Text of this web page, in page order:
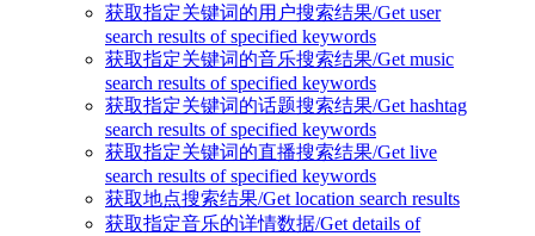
获取指定关键词的用户搜索结果/Get user
search results of specified keywords
获取指定关键词的音乐搜索结果/Get music
search results of specified keywords
获取指定关键词的话题搜索结果/Get hashtag
search results of specified keywords
获取指定关键词的直播搜索结果/Get live
search results of specified keywords
获取地点搜索结果/Get location search results
获取指定音乐的详情数据/Get details of